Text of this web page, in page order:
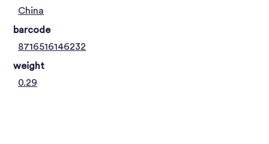
China
barcode
8716516146232
weight
0.29